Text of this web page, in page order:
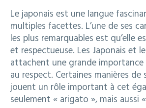
Le japonais est une langue
multiples facettes. L’une de ses
les plus remarquables est qu’elle
et respectueuse. Les Japonais et
attachent une grande
au respect. Certaines manières de
jouent un rôle important à cet
seulement « arigato », mais aussi